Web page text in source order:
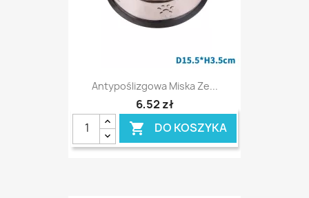
Antypoślizgowa Miska Ze...
6,52 zł
 DO KOSZYKA